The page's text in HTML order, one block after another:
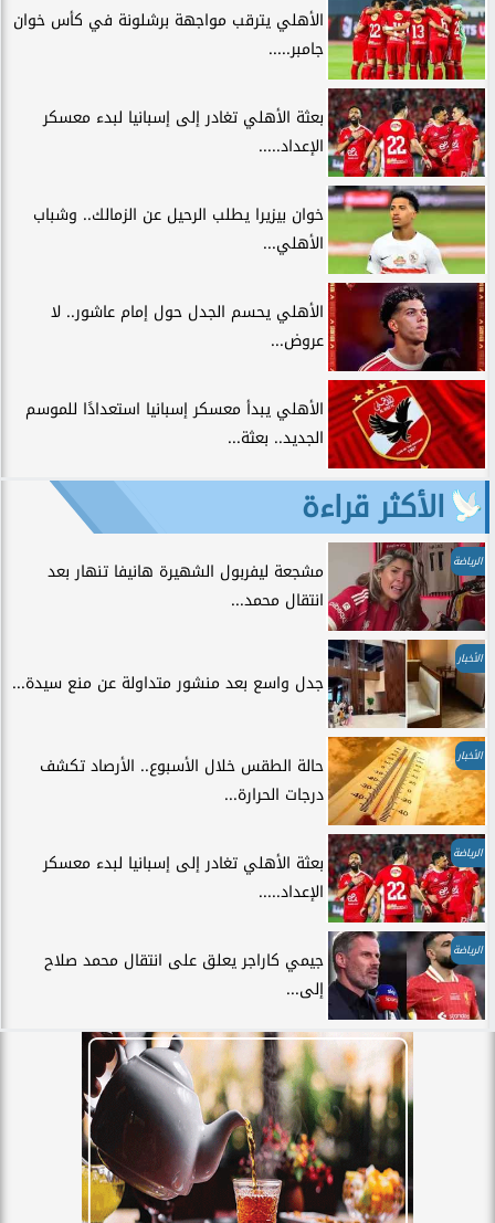
الأهلي يترقب مواجهة برشلونة في كأس خوان
جامبر.....
بعثة الأهلي تغادر إلى إسبانيا لبدء معسكر
الإعداد.....
خوان بيزيرا يطلب الرحيل عن الزمالك.. وشباب
الأهلي...
الأهلي يحسم الجدل حول إمام عاشور.. لا
عروض...
الأهلي يبدأ معسكر إسبانيا استعدادًا للموسم
الجديد.. بعثة...
الأكثر قراءة
الرياضة
مشجعة ليفربول الشهيرة هانيفا تنهار بعد
انتقال محمد...
الأخبار
جدل واسع بعد منشور متداولة عن منع سيدة...
الأخبار
حالة الطقس خلال الأسبوع.. الأرصاد تكشف
درجات الحرارة...
الرياضة
بعثة الأهلي تغادر إلى إسبانيا لبدء معسكر
الإعداد.....
الرياضة
جيمي كاراجر يعلق على انتقال محمد صلاح
إلى...